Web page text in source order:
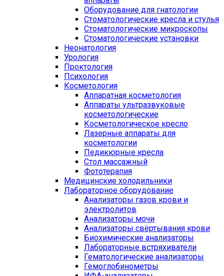
Оборудование для гнатологии
Стоматологические кресла и стулья
Стоматологические микроскопы
Стоматологические установки
Неонатология
Урология
Проктология
Психология
Косметология
Аппаратная косметология
Аппараты ультразвуковые
косметологические
Косметологическое кресло
Лазерные аппараты для
косметологии
Педикюрные кресла
Стол массажный
Фототерапия
Медицинские холодильники
Лабораторное оборудование
Анализаторы газов крови и
электролитов
Анализаторы мочи
Анализаторы свёртывания крови
Биохимические анализаторы
Лабораторные встряхиватели
Гематологические анализаторы
Гемоглобинометры